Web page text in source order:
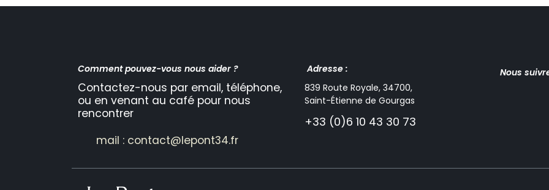
Nous
Adresse :
839 Route Royale, 34700,
Saint-Étienne de Gourgas
+33 (0)6 10 43 30 73
Comment pouvez-vous nous aider ?
Contactez-nous par email, téléphone,
ou en venant au café pour nous
rencontrer
mail : contact@lepont34.fr​​​​​​